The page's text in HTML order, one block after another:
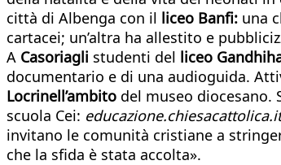
città di Albenga con il liceo Banfi: una
cartacei; un’altra ha allestito e
A Casoriagli studenti del liceo
documentario e di una audioguida.
Locrinell’ambito del museo diocesano.
scuola Cei:
invitano le comunità cristiane a
che la sfida è stata accolta».